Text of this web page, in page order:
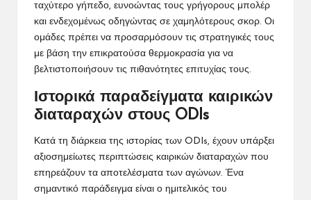
ταχύτερο γήπεδο, ευνοώντας τους γρήγορους μπολέρ
και ενδεχομένως οδηγώντας σε χαμηλότερους σκορ. Οι
ομάδες πρέπει να προσαρμόσουν τις στρατηγικές τους
με βάση την επικρατούσα θερμοκρασία για να
βελτιστοποιήσουν τις πιθανότητες επιτυχίας τους.
Ιστορικά παραδείγματα καιρικών
διαταραχών στους ODIs
Κατά τη διάρκεια της ιστορίας των ODIs, έχουν υπάρξει
αξιοσημείωτες περιπτώσεις καιρικών διαταραχών που
επηρεάζουν τα αποτελέσματα των αγώνων. Ένα
σημαντικό παράδειγμα είναι ο ημιτελικός του